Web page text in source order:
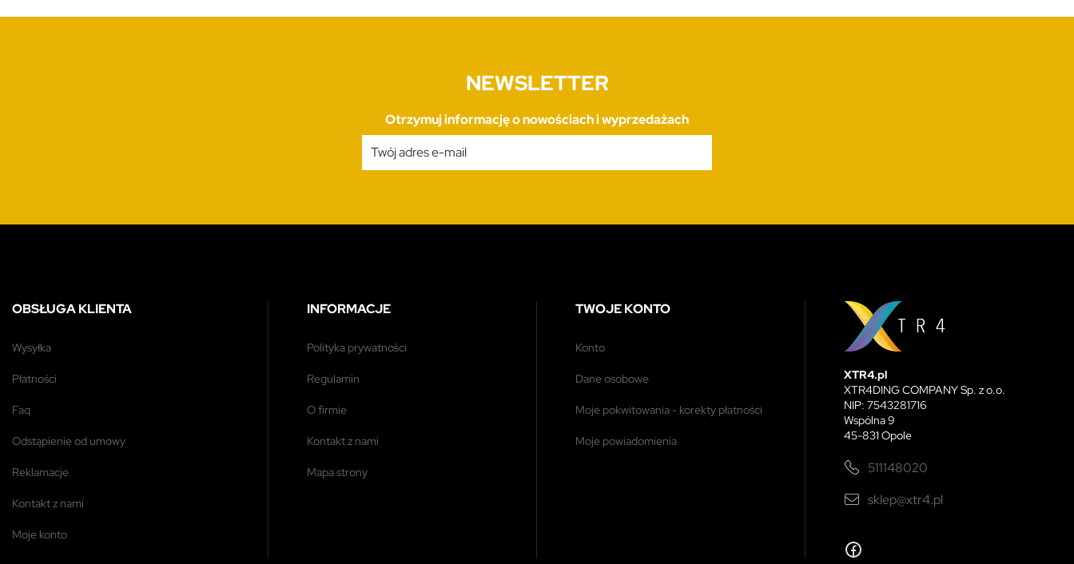
NEWSLETTER
Otrzymuj informację o nowościach i wyprzedażach
OBSŁUGA KLIENTA
wysyłka
płatności
faq
odstąpienie od umowy
reklamacje
kontakt z nami
moje konto
INFORMACJE
polityka prywatności
regulamin
o firmie
kontakt z nami
mapa strony
TWOJE KONTO
konto
dane osobowe
moje pokwitowania - korekty płatności
moje powiadomienia
XTR4.pl
XTR4DING COMPANY Sp. z o.o.
NIP: 7543281716
Wspólna 9
45-831 Opole
511148020
sklep@xtr4.pl